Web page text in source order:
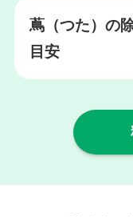
蔦（つた）の
目安